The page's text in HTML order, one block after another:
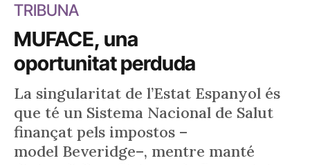
TRIBUNA
MUFACE, una
oportunitat perduda
La singularitat de l’Estat Espanyol és
que té un Sistema Nacional de Salut
finançat pels impostos –
model Beveridge–, mentre manté